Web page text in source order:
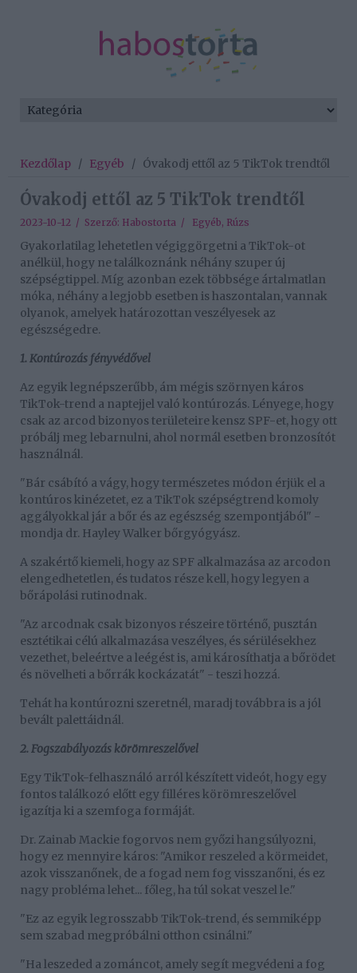
Kezdőlap / Egyéb / Óvakodj ettől az 5 TikTok trendtől
Óvakodj ettől az 5 TikTok trendtől
2023-10-12 / Szerző: Habostorta / Egyéb, Rúzs
Gyakorlatilag lehetetlen végiggörgetni a TikTok-ot
anélkül, hogy ne találkoznánk néhány szuper új
szépségtippel. Míg azonban ezek többsége ártalmatlan
móka, néhány a legjobb esetben is haszontalan, vannak
olyanok, amelyek határozottan veszélyesek az
egészségedre.
1. Kontúrozás fényvédővel
Az egyik legnépszerűbb, ám mégis szörnyen káros
TikTok-trend a naptejjel való kontúrozás. Lényege, hogy
csak az arcod bizonyos területeire kensz SPF-et, hogy ott
próbálj meg lebarnulni, ahol normál esetben bronzosítót
használnál.
"Bár csábító a vágy, hogy természetes módon érjük el a
kontúros kinézetet, ez a TikTok szépségtrend komoly
aggályokkal jár a bőr és az egészség szempontjából" -
mondja dr. Hayley Walker bőrgyógyász.
A szakértő kiemeli, hogy az SPF alkalmazása az arcodon
elengedhetetlen, és tudatos része kell, hogy legyen a
bőrápolási rutinodnak.
"Az arcodnak csak bizonyos részeire történő, pusztán
esztétikai célú alkalmazása veszélyes, és sérülésekhez
vezethet, beleértve a leégést is, ami károsíthatja a bőrödet
és növelheti a bőrrák kockázatát" - teszi hozzá.
Tehát ha kontúrozni szeretnél, maradj továbbra is a jól
bevált palettáidnál.
2. Fogszabályozás körömreszelővel
Egy TikTok-felhasználó arról készített videót, hogy egy
fontos találkozó előtt egy filléres körömreszelővel
igazítja ki a szemfoga formáját.
Dr. Zainab Mackie fogorvos nem győzi hangsúlyozni,
hogy ez mennyire káros: "Amikor reszeled a körmeidet,
azok visszanőnek, de a fogad nem fog visszanőni, és ez
nagy probléma lehet... főleg, ha túl sokat veszel le."
"Ez az egyik legrosszabb TikTok-trend, és semmiképp
sem szabad megpróbálni otthon csinálni."
"Ha leszeded a zománcot, amely segít megvédeni a fog